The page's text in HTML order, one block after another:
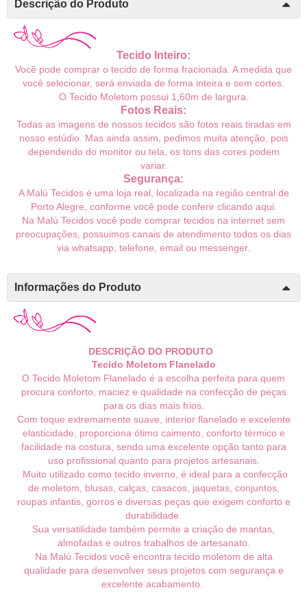
Descrição do Produto
Tecido Inteiro:
Você pode comprar o tecido de forma fracionada. A medida que
você selecionar, será enviada de forma inteira e sem cortes.
O Tecido Moletom possui 1,60m de largura.
Fotos Reais:
Todas as imagens de nossos tecidos são fotos reais tiradas em
nosso estúdio. Mas ainda assim, pedimos muita atenção, pois
dependendo do monitor ou tela, os tons das cores podem
variar.
Segurança:
A Malú Tecidos é uma loja real, localizada na região central de
Porto Alegre, conforme você pode conferir clicando aqui.
Na Malú Tecidos você pode comprar tecidos na internet sem
preocupações, possuimos canais de atendimento todos os dias
via whatsapp, telefone, email ou messenger.
Informações do Produto
DESCRIÇÃO DO PRODUTO
Tecido Moletom Flanelado
O Tecido Moletom Flanelado é a escolha perfeita para quem
procura conforto, maciez e qualidade na confecção de peças
para os dias mais frios.
Com toque extremamente suave, interior flanelado e excelente
elasticidade, proporciona ótimo caimento, conforto térmico e
facilidade na costura, sendo uma excelente opção tanto para
uso profissional quanto para projetos artesanais.
Muito utilizado como tecido inverno, é ideal para a confecção
de moletom, blusas, calças, casacos, jaquetas, conjuntos,
roupas infantis, gorros e diversas peças que exigem conforto e
durabilidade.
Sua versatilidade também permite a criação de mantas,
almofadas e outros trabalhos de artesanato.
Na Malú Tecidos você encontra tecido moletom de alta
qualidade para desenvolver seus projetos com segurança e
excelente acabamento.